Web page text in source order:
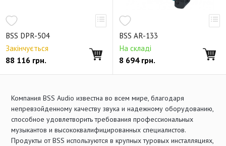
BSS DPR-504
Закінчується
88 116 грн.
BSS AR-133
На складі
8 694грн.
Компания BSS Audio известна во всем мире, благодаря
непревзойденному качеству звука и надежному оборудованию,
способное удовлетворить требования профессиональных
музыкантов и высококвалифицированных специалистов.
Продукты от BSS используются в крупных туровых инсталляциях,